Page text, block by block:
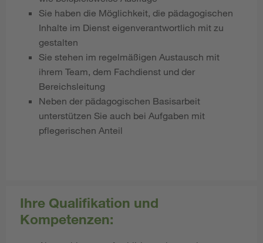
Sie haben die Möglichkeit, die pädagogischen
Inhalte im Dienst eigenverantwortlich mit zu
gestalten
Sie stehen im regelmäßigen Austausch mit
ihrem Team, dem Fachdienst und der
Bereichsleitung
Neben der pädagogischen Basisarbeit
unterstützen Sie auch bei Aufgaben mit
pflegerischen Anteil
Ihre Qualifikation und
Kompetenzen: